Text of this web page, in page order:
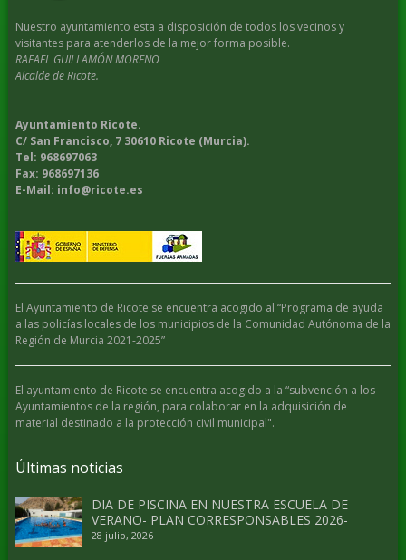
Nuestro ayuntamiento esta a disposición de todos los vecinos y
visitantes para atenderlos de la mejor forma posible.
RAFAEL GUILLAMÓN MORENO
Alcalde de Ricote.
Ayuntamiento Ricote.
C/ San Francisco, 7 30610 Ricote (Murcia).
Tel: 968697063
Fax: 968697136
E-Mail: info@ricote.es
El Ayuntamiento de Ricote se encuentra acogido al “Programa de ayuda
a las policías locales de los municipios de la Comunidad Autónoma de la
Región de Murcia 2021-2025”
El ayuntamiento de Ricote se encuentra acogido a la “subvención a los
Ayuntamientos de la región, para colaborar en la adquisición de
material destinado a la protección civil municipal".
Últimas noticias
DIA DE PISCINA EN NUESTRA ESCUELA DE
VERANO- PLAN CORRESPONSABLES 2026-
28 julio, 2026